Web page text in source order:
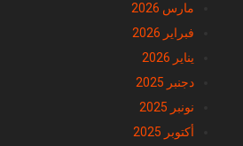
مارس 2026
فبراير 2026
يناير 2026
دجنبر 2025
نونبر 2025
أكتوبر 2025